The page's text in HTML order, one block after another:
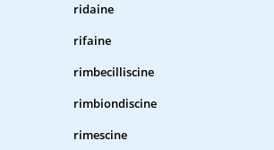
ridaine
rifaine
rimbecilliscine
rimbiondiscine
rimescine